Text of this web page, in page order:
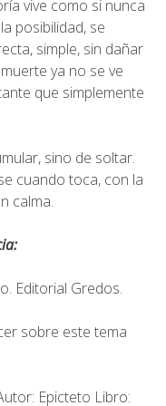
vive como si nunca
posibilidad, se
simple, sin dañar
ya no se ve
que simplemente
sino de soltar.
cuando toca, con la
calma.
Editorial Gredos.
sobre este tema
Epicteto Libro: